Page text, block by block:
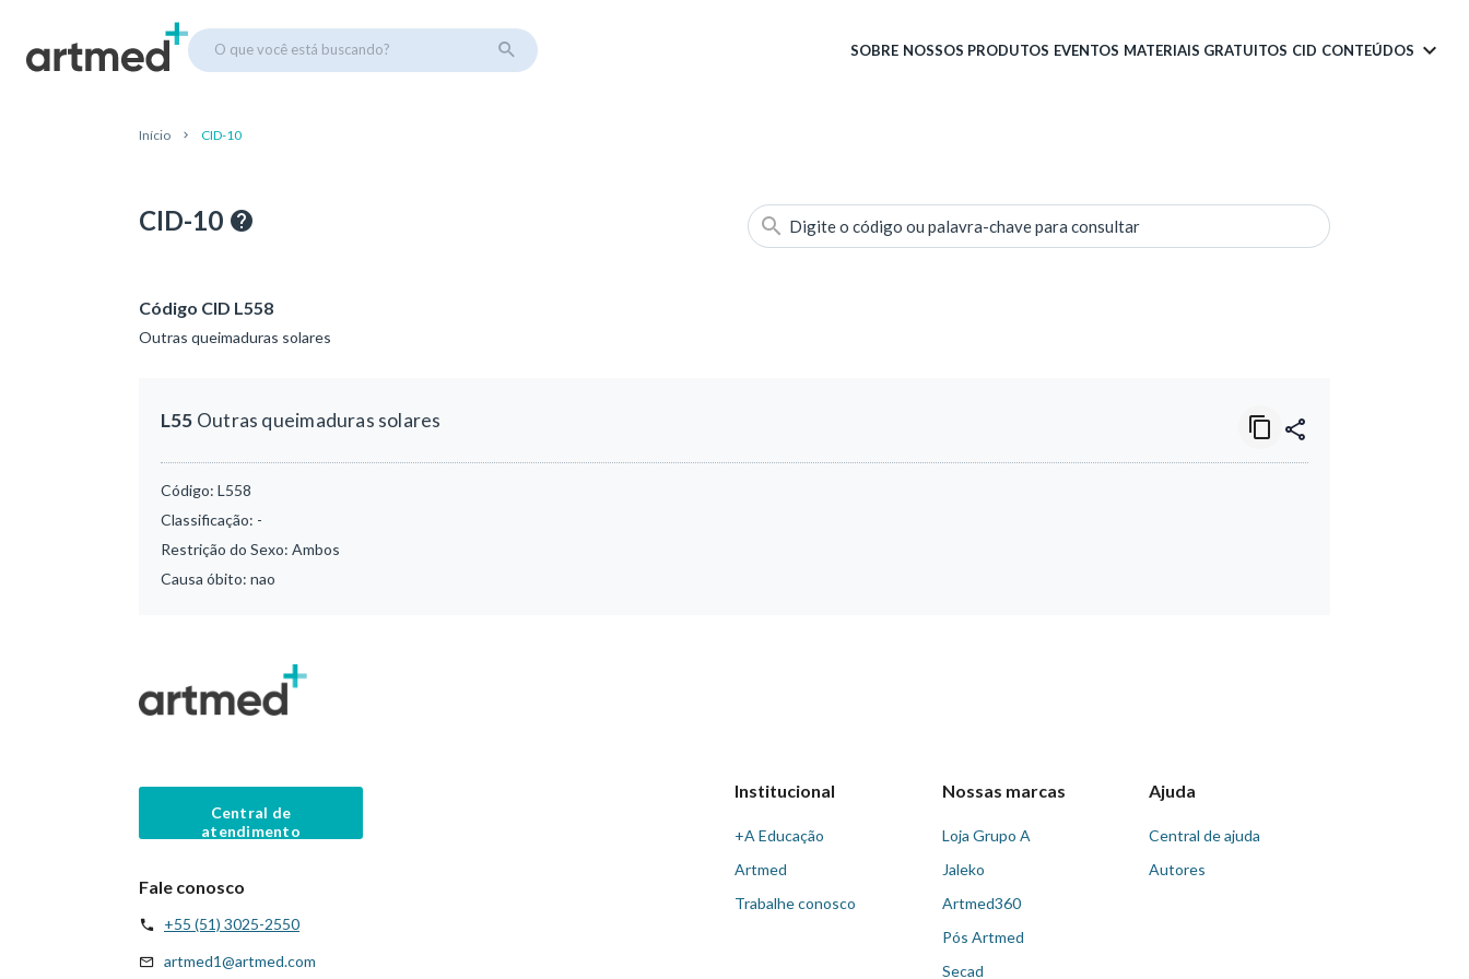
O que você está buscando? SOBRE NOSSOS PRODUTOS EVENTOS MATERIAIS GRATUITOS CID CONTEÚDOS
Início CID-10
CID-10 Digite o código ou palavra-chave para consultar
Código CID L558
Outras queimaduras solares
L55 Outras queimaduras solares
Código: L558
Classificação: -
Restrição do Sexo: Ambos
Causa óbito: nao
Central de
atendimento
Fale conosco
+55 (51) 3025-2550
artmed1@artmed.com
Institucional
+A Educação
Artmed
Trabalhe conosco
Nossas marcas
Loja Grupo A
Jaleko
Artmed360
Pós Artmed
Secad
Ajuda
Central de ajuda
Autores